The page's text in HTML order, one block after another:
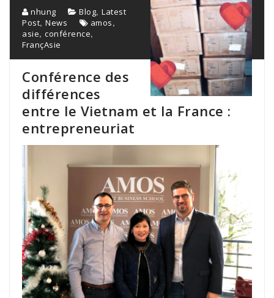
nhung Blog, Latest
Post, News amos,
asie, conférence,
FrançAsie
Conférence des
différences
entre le Vietnam et la France :
entrepreneuriat